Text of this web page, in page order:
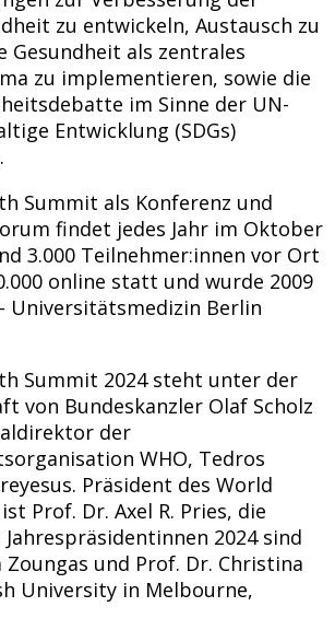
zu entwickeln, Austausch zu
Gesundheit als zentrales
zu implementieren, sowie die
im Sinne der UN-
Entwicklung (SDGs)
Summit als Konferenz und
findet jedes Jahr im Oktober
3.000 Teilnehmer:innen vor Ort
online statt und wurde 2009
Universitätsmedizin Berlin
Summit 2024 steht unter der
von Bundeskanzler Olaf Scholz
der
WHO, Tedros
Präsident des World
Prof. Dr. Axel R. Pries, die
2024 sind
Zoungas und Prof. Dr. Christina
University in Melbourne,